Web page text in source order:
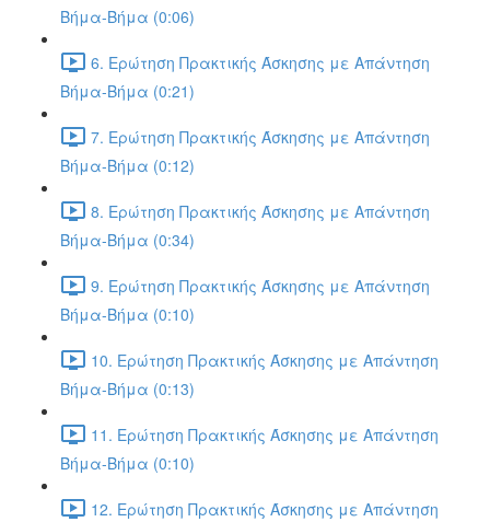
Βήμα-Βήμα (0:06)
6. Ερώτηση Πρακτικής Άσκησης με Απάντηση
Βήμα-Βήμα (0:21)
7. Ερώτηση Πρακτικής Άσκησης με Απάντηση
Βήμα-Βήμα (0:12)
8. Ερώτηση Πρακτικής Άσκησης με Απάντηση
Βήμα-Βήμα (0:34)
9. Ερώτηση Πρακτικής Άσκησης με Απάντηση
Βήμα-Βήμα (0:10)
10. Ερώτηση Πρακτικής Άσκησης με Απάντηση
Βήμα-Βήμα (0:13)
11. Ερώτηση Πρακτικής Άσκησης με Απάντηση
Βήμα-Βήμα (0:10)
12. Ερώτηση Πρακτικής Άσκησης με Απάντηση